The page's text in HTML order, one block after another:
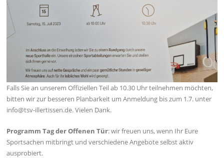
Falls Sie an unserem Offiziellen Teil ab 10.30 Uhr teilnehmen möchten,
bitten wir zur besseren Planbarkeit um Anmeldung bis zum 1.7. unter
info@tsv-illertissen.de. Vielen Dank.
Programm Tag der Offenen Tür: wir freuen uns, wenn Ihr Eure
Sportsachen mitbringt und verschiedene Angebote selbst aktiv
ausprobiert.